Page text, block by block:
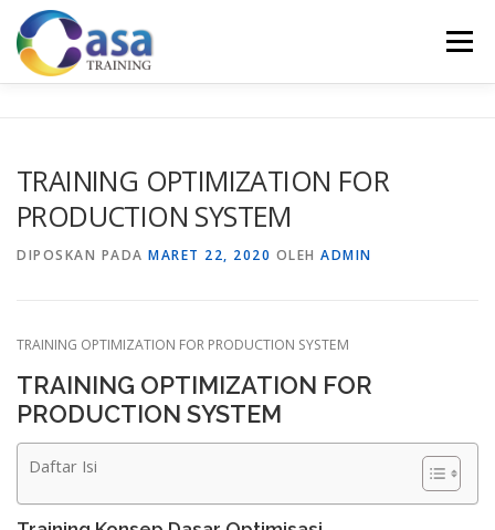
Lompat
konten
Menu
KONTAK KAMI SERTIFIKASI
TRAINING OPTIMIZATION FOR
PRODUCTION SYSTEM
DIPOSKAN PADA MARET 22, 2020 OLEH ADMIN
TRAINING OPTIMIZATION FOR PRODUCTION SYSTEM
TRAINING OPTIMIZATION FOR
PRODUCTION SYSTEM
Daftar Isi